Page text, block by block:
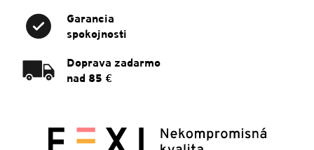
Garancia
spokojnosti
Doprava zadarmo
nad 85 €